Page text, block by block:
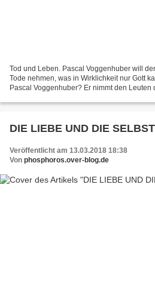
Tod und Leben. Pascal Voggenhuber will
Tode nehmen, was in Wirklichkeit nur Gott
Pascal Voggenhuber? Er nimmt den Leuten
DIE LIEBE UND DIE
Veröffentlicht am 13.03.2018 18:38
Von phosphoros.over-blog.de